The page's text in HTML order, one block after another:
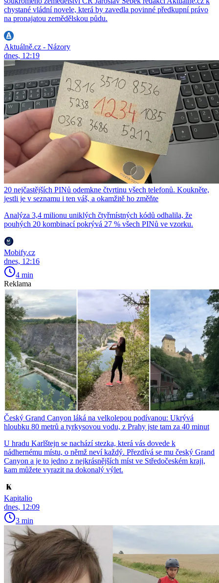
chystané vládní novele, která by zavedla povinné předkupní právo
na pronajatou zemědělskou půdu.
Aktuálně.cz - Názory
dnes, 12:19
20 nejčastějších PINů odemkne čtvrtinu všech telefonů. Koukněte,
jestli je v seznamu i ten váš, a okamžitě ho změňte
Analýza 3,4 milionu uniklých čtyřmístných kódů odhalila, že
pouhých 20 kombinací pokrývá 27 % všech PINů ve vzorku.
Mobify.cz
dnes, 12:16
4 min
Reklama
Český Grand Canyon láká na velkolepou podívanou: Ukrývá
hloubku 80 metrů a tyrkysovou vodu, z Prahy jste tam za 40 minut
U hradu Karlštejn se nachází stezka, která vás dovede k
nádhernému místu, o němž neví každý. Přezdívá se mu český Grand
Canyon a je to jedno z nejkrásnějších míst ve Středočeském kraji,
kam můžete vyrazit na dokonalý výlet.
Kapitalio
dnes, 12:09
3 min